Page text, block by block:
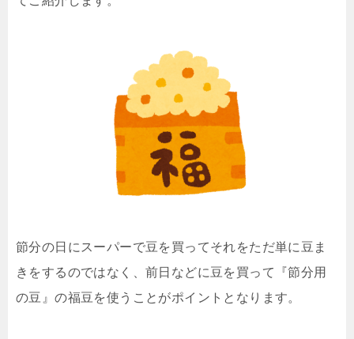
節分の日にスーパーで豆を買ってそれをただ単に豆ま
きをするのではなく、前日などに豆を買って『節分用
の豆』の福豆を使うことがポイントとなります。